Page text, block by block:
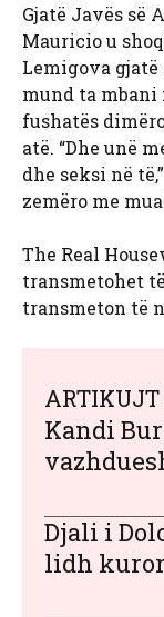
Gjatë Javës së
Mauricio u
Lemigova gjatë
mund ta
fushatës
atë. “Dhe unë
dhe seksi në
zemëro me
The Real
transmetohet
transmeton të
ARTIKUJT
Kandi
Djali i
lidh